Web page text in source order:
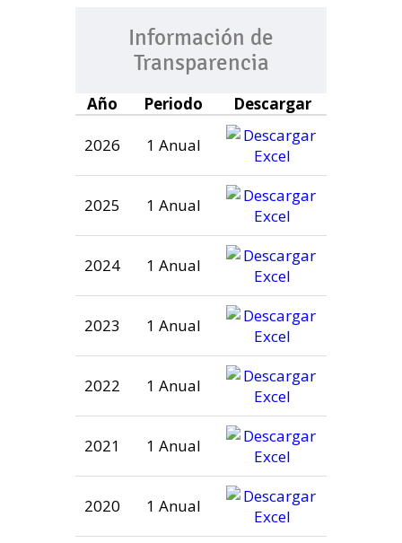
Información de
Transparencia
Año Periodo
Descargar
2026
1 Anual
2025 1 Anual
2024 1 Anual
2023 1 Anual
2022 1 Anual
2021 1 Anual
2020 1 Anual